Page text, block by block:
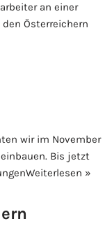
an einer
Österreichern
wir im November
Bis jetzt
Weiterlesen »